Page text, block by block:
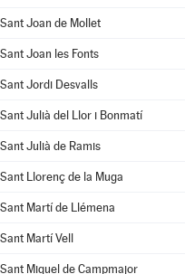
Sant Joan de Mollet
Sant Joan les Fonts
Sant Jordi Desvalls
Sant Julià del Llor i Bonmatí
Sant Julià de Ramis
Sant Llorenç de la Muga
Sant Martí de Llémena
Sant Martí Vell
Sant Miquel de Campmajor